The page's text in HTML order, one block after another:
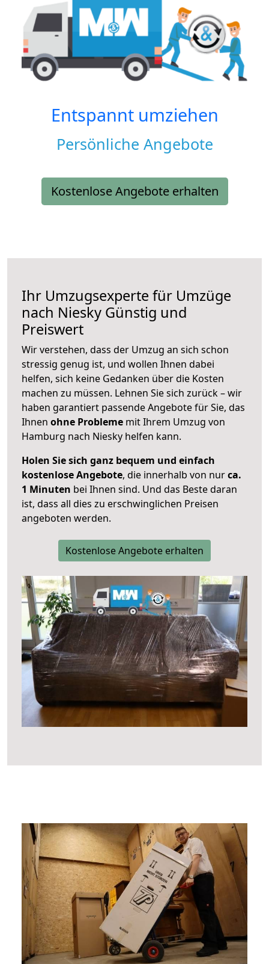
Entspannt umziehen
Persönliche Angebote
Kostenlose Angebote erhalten
Ihr Umzugsexperte für Umzüge
nach Niesky Günstig und
Preiswert
Wir verstehen, dass der Umzug an sich schon
stressig genug ist, und wollen Ihnen dabei
helfen, sich keine Gedanken über die Kosten
machen zu müssen. Lehnen Sie sich zurück – wir
haben garantiert passende Angebote für Sie, das
Ihnen ohne Probleme mit Ihrem Umzug von
Hamburg nach Niesky helfen kann.
Holen Sie sich ganz bequem und einfach
kostenlose Angebote, die innerhalb von nurca.
1 Minuten bei Ihnen sind. Und das Beste daran
ist, dass all dies zu erschwinglichen Preisen
angeboten werden.
Kostenlose Angebote erhalten